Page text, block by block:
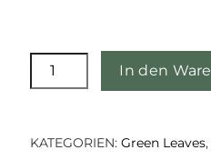
Catriona
Ohrringe
Roségold
In den
KATEGORIEN:Green Leaves